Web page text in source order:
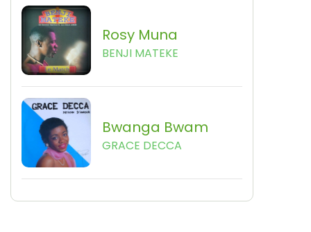
Rosy Muna
BENJI MATEKE
Bwanga Bwam
GRACE DECCA